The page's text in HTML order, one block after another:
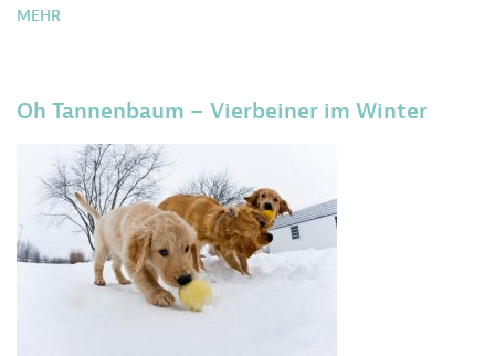
MEHR
Oh Tannenbaum – Vierbeiner im Winter